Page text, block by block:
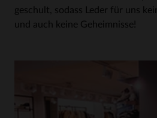
geschult, sodass Leder für uns
und auch keine Geheimnisse!